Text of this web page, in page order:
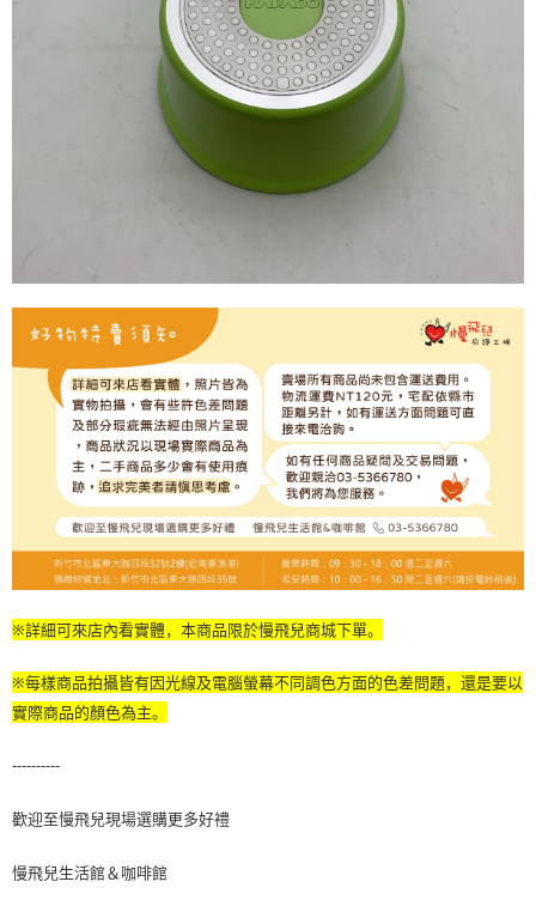
※詳細可來店內看實體，本商品限於慢飛兒商城下單。
※每樣商品拍攝皆有因光線及電腦螢幕不同調色方面的色差問題，還是要以
實際商品的顏色為主。
----------
歡迎至慢飛兒現場選購更多好禮
慢飛兒生活館＆咖啡館